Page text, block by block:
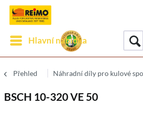
Hlavní nabídka
Přehled Náhradní díly pro kulové
BSCH 10-320 VE 50